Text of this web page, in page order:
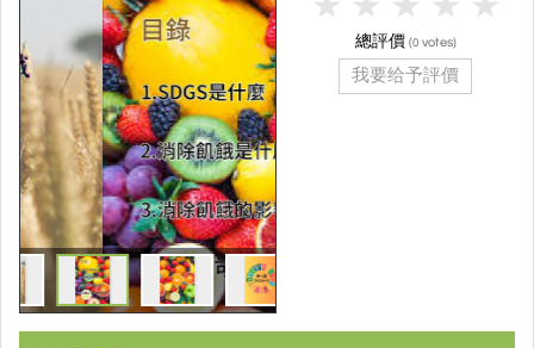
總評價 (0 votes)
我要给予評價